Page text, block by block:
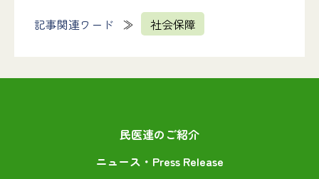
記事関連ワード 社会保障
民医連のご紹介
ニュース・Press Release